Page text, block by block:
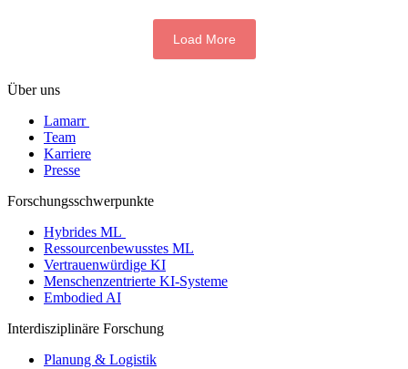
Load More
Über uns
Lamarr
Team
Karriere
Presse
Forschungsschwerpunkte
Hybrides ML
Ressourcenbewusstes ML
Vertrauenwürdige KI
Menschenzentrierte KI-Systeme
Embodied AI
Interdisziplinäre Forschung
Planung & Logistik